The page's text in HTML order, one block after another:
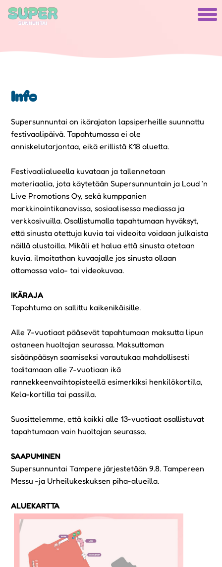
Info
Supersunnuntai on ikärajaton lapsiperheille suunnattu
festivaalipäivä. Tapahtumassa ei ole
anniskelutarjontaa, eikä erillistä K18 aluetta.
Festivaalialueella kuvataan ja tallennetaan
materiaalia, jota käytetään Supersunnuntain ja Loud ‘n
Live Promotions Oy, sekä kumppanien
markkinointikanavissa, sosiaalisessa mediassa ja
verkkosivuilla. Osallistumalla tapahtumaan hyväksyt,
että sinusta otettuja kuvia tai videoita voidaan julkaista
näillä alustoilla. Mikäli et halua että sinusta otetaan
kuvia, ilmoitathan kuvaajalle jos sinusta ollaan
ottamassa valo- tai videokuvaa.
IKÄRAJA
Tapahtuma on sallittu kaikenikäisille.
Alle 7-vuotiaat pääsevät tapahtumaan maksutta lipun
ostaneen huoltajan seurassa. Maksuttoman
sisäänpääsyn saamiseksi varautukaa mahdollisesti
toditamaan alle 7-vuotiaan ikä
rannekkeenvaihtopisteellä esimerkiksi henkilökortilla,
Kela-kortilla tai passilla.
Suosittelemme, että kaikki alle 13-vuotiaat osallistuvat
tapahtumaan vain huoltajan seurassa.
SAAPUMINEN
Supersunnuntai Tampere järjestetään 9.8. Tampereen
Messu -ja Urheilukeskuksen piha-alueilla.
ALUEKARTTA